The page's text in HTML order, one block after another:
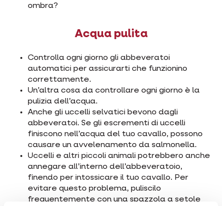
ombra?
Acqua pulita
Controlla ogni giorno gli abbeveratoi
automatici per assicurarti che funzionino
correttamente.
Un’altra cosa da controllare ogni giorno è la
pulizia dell’acqua.
Anche gli uccelli selvatici bevono dagli
abbeveratoi. Se gli escrementi di uccelli
finiscono nell’acqua del tuo cavallo, possono
causare un avvelenamento da salmonella.
Uccelli e altri piccoli animali potrebbero anche
annegare all’interno dell’abbeveratoio,
finendo per intossicare il tuo cavallo. Per
evitare questo problema, puliscilo
frequentemente con una spazzola a setole